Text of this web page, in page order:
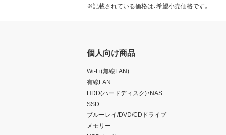
※記載されている価格は、希望小売価格です。
個人向け商品
Wi-Fi(無線LAN)
有線LAN
HDD(ハードディスク)・NAS
SSD
ブルーレイ/DVD/CDドライブ
メモリー